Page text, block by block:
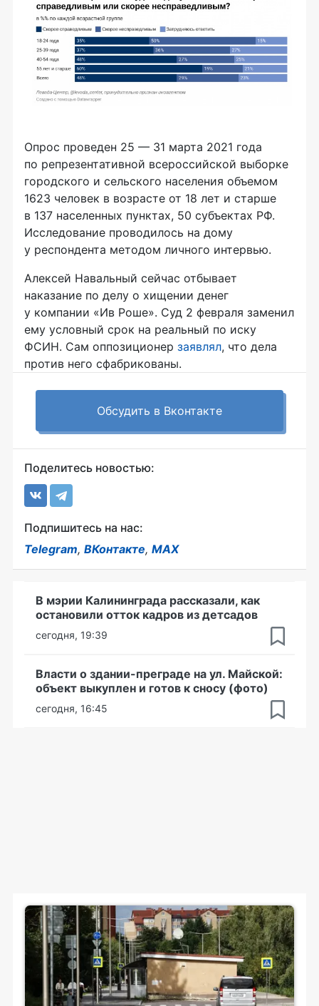
Опрос проведен 25 — 31 марта 2021 года
по репрезентативной всероссийской выборке
городского и сельского населения объемом
1623 человек в возрасте от 18 лет и старше
в 137 населенных пунктах, 50 субъектах РФ.
Исследование проводилось на дому
у респондента методом личного интервью.
Алексей Навальный сейчас отбывает
наказание по делу о хищении денег
у компании «Ив Роше». Суд 2 февраля заменил
ему условный срок на реальный по иску
ФСИН. Сам оппозиционер заявлял, что дела
против него сфабрикованы.
Обсудить в Вконтакте
Поделитесь новостью:
Подпишитесь на нас:
Telegram, ВКонтакте, MAX
В мэрии Калининграда рассказали, как
остановили отток кадров из детсадов
сегодня, 19:39
Власти о здании-преграде на ул. Майской:
объект выкуплен и готов к сносу (фото)
сегодня, 16:45